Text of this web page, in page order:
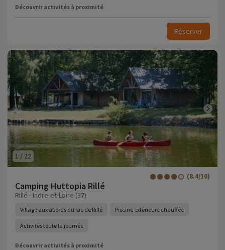
Découvrir activités à proximité
Réserver
1 / 22
Camping Huttopia Rillé
(8.4/10)
Rillé - Indre-et-Loire (37)
Village aux abords du lac de Rillé Piscine extérieure chauffée
Activités toute la journée
Découvrir activités à proximité